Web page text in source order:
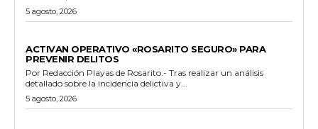
5 agosto, 2026
ACTIVAN OPERATIVO «ROSARITO SEGURO» PARA
PREVENIR DELITOS
Por Redacción Playas de Rosarito.- Tras realizar un análisis
detallado sobre la incidencia delictiva y...
5 agosto, 2026